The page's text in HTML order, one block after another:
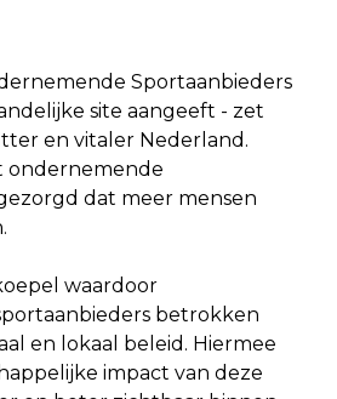
Sportaanbieders
site aangeeft - zet
en vitaler Nederland.
ondernemende
dat meer mensen
waardoor
betrokken
en lokaal beleid. Hiermee
impact van deze